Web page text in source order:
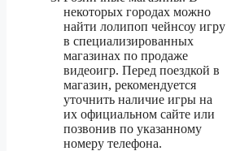
некоторых городах можно
найти лолипоп чейнсоу игру
в специализированных
магазинах по продаже
видеоигр. Перед поездкой в
магазин, рекомендуется
уточнить наличие игры на
их официальном сайте или
позвонив по указанному
номеру телефона.